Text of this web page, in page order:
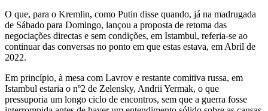
O que, para o Kremlin, como Putin disse quando, já na madrugada
de Sábado para Domingo, lançou a proposta de retoma das
negociações directas e sem condições, em Istambul, referia-se ao
continuar das conversas no ponto em que estas estava, em Abril de
2022.
Em princípio, à mesa com Lavrov e restante comitiva russa, em
Istambul estaria o nº2 de Zelensky, Andrii Yermak, o que
pressuporia um longo ciclo de encontros, sem que a guerra fosse